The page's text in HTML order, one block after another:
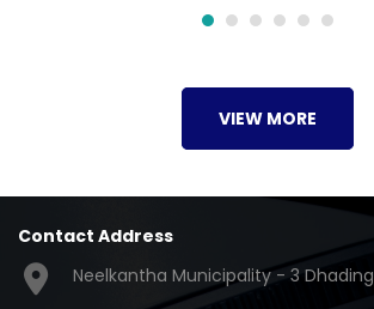
VIEW MORE
Contact Address
Neelkantha Municipality - 3 Dhading